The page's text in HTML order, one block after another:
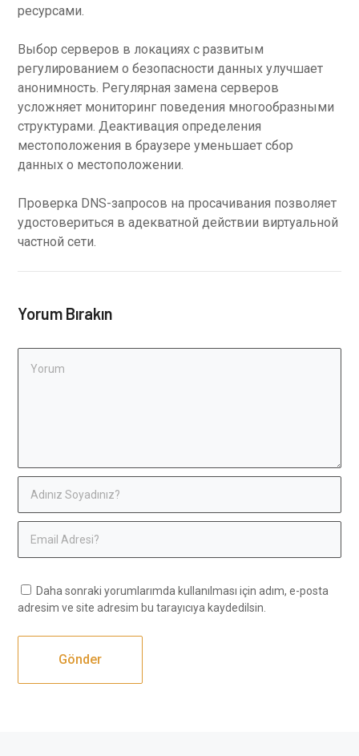
ресурсами.
Выбор серверов в локациях с развитым
регулированием о безопасности данных улучшает
анонимность. Регулярная замена серверов
усложняет мониторинг поведения многообразными
структурами. Деактивация определения
местоположения в браузере уменьшает сбор
данных о местоположении.
Проверка DNS-запросов на просачивания позволяет
удостовериться в адекватной действии виртуальной
частной сети.
Yorum Bırakın
Daha sonraki yorumlarımda kullanılması için adım, e-posta
adresim ve site adresim bu tarayıcıya kaydedilsin.